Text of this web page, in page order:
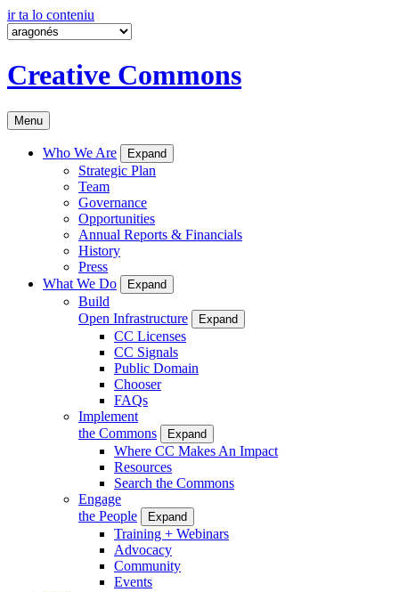
ir ta lo conteniu
Creative Commons
Menu
Who We Are Expand
Strategic Plan
Team
Governance
Opportunities
Annual Reports & Financials
History
Press
What We Do
Expand
Build
Open Infrastructure
Expand
CC Licenses
CC Signals
Public Domain
Chooser
FAQs
Implement
the Commons
Expand
Where CC Makes An Impact
Resources
Search the Commons
Engage
the People
Expand
Training + Webinars
Advocacy
Community
Events